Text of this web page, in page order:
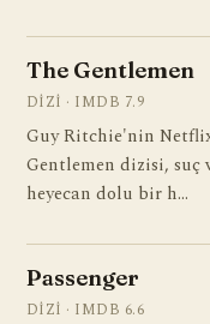
The Gentlemen
DIZI · IMDB 7.9
Guy Ritchie'nin
Gentlemen dizisi, suç
heyecan dolu bir h…
Passenger
DIZI · IMDB 6.6